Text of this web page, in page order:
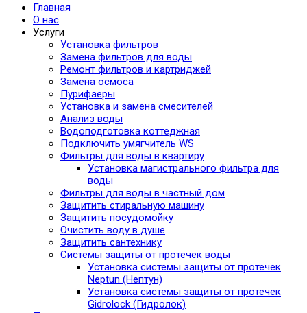
Главная
О нас
Услуги
Установка фильтров
Замена фильтров для воды
Ремонт фильтров и картриджей
Замена осмоса
Пурифаеры
Установка и замена смесителей
Анализ воды
Водоподготовка коттеджная
Подключить умягчитель WS
Фильтры для воды в квартиру
Установка магистрального фильтра для
воды
Фильтры для воды в частный дом
Защитить стиральную машину
Защитить посудомойку
Очистить воду в душе
Защитить сантехнику
Системы защиты от протечек воды
Установка системы защиты от протечек
Neptun (Нептун)
Установка системы защиты от протечек
Gidrolock (Гидролок)